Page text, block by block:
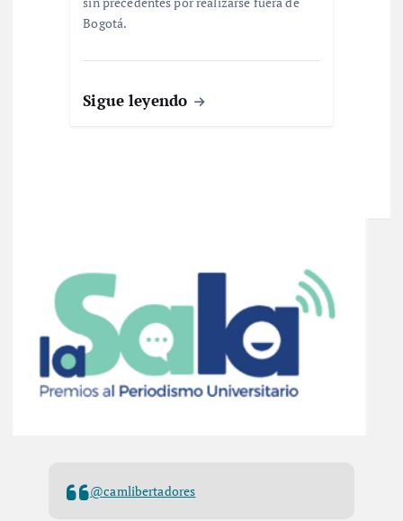
Bogotá.
Sigue leyendo
@camlibertadores